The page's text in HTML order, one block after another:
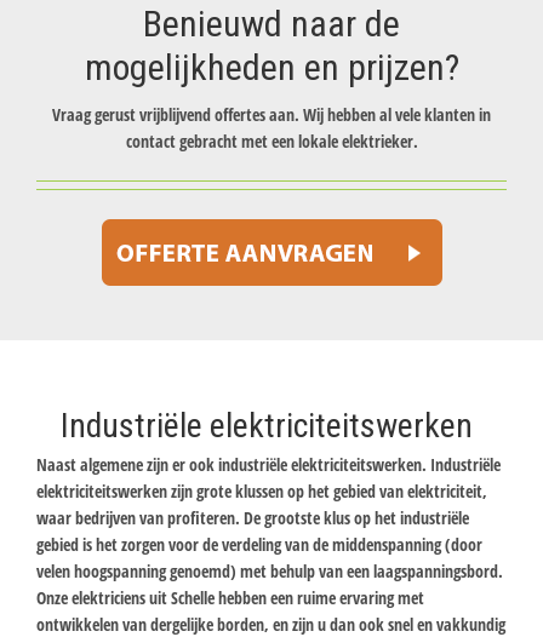
Benieuwd naar de
mogelijkheden en prijzen?
Vraag gerust vrijblijvend offertes aan. Wij hebben al vele klanten in
contact gebracht met een lokale elektrieker.
Industriële elektriciteitswerken
Naast algemene zijn er ook industriële elektriciteitswerken. Industriële
elektriciteitswerken zijn grote klussen op het gebied van elektriciteit,
waar bedrijven van profiteren. De grootste klus op het industriële
gebied is het zorgen voor de verdeling van de middenspanning (door
velen hoogspanning genoemd) met behulp van een laagspanningsbord.
Onze elektriciens uit Schelle hebben een ruime ervaring met
ontwikkelen van dergelijke borden, en zijn u dan ook snel en vakkundig